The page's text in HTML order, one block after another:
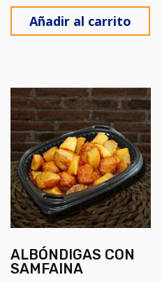
Añadir al carrito
ALBÓNDIGAS CON
SAMFAINA